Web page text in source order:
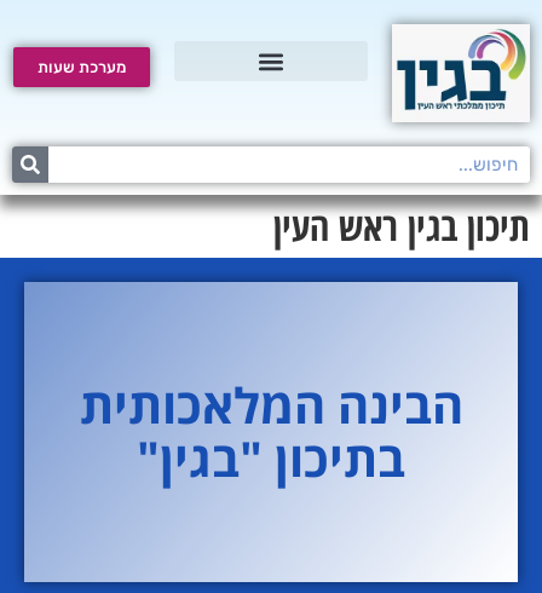
מערכת שעות
תיכון בגין ראש העין
הבינה המלאכותית
בתיכון "בגין"